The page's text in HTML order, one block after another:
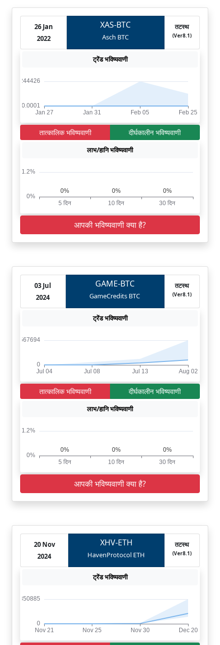
26 Jan
2022
XAS-BTC
Asch BTC
तटस्थ
(Ver8.1)
ट्रेंड भविष्यवाणी
तात्कालिक भविष्यवाणी दीर्घकालीन भविष्यवाणी
लाभ/हानि भविष्यवाणी
आपकी भविष्यवाणी क्या है?
03 Jul
2024
GAME-BTC
GameCredits BTC
तटस्थ
(Ver8.1)
ट्रेंड भविष्यवाणी
तात्कालिक भविष्यवाणी दीर्घकालीन भविष्यवाणी
लाभ/हानि भविष्यवाणी
आपकी भविष्यवाणी क्या है?
20 Nov
2024
XHV-ETH
HavenProtocol ETH
तटस्थ
(Ver8.1)
ट्रेंड भविष्यवाणी